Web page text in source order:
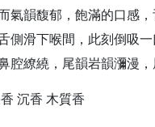
氣韻馥郁，飽滿的口感
側滑下喉間，此刻倒吸
腔繚繞，尾韻岩韻瀰漫，
沉香 木質香